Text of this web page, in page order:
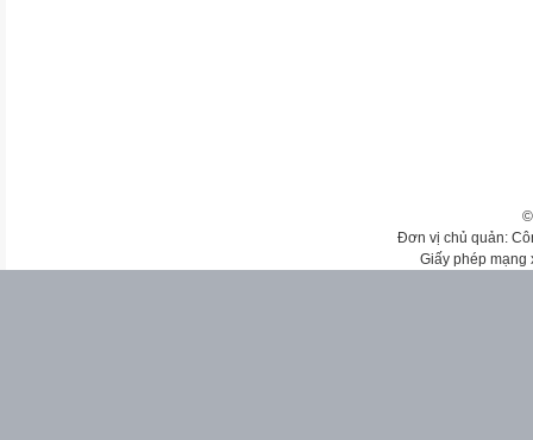
Đơn vị chủ quản:
Giấy phép mạng